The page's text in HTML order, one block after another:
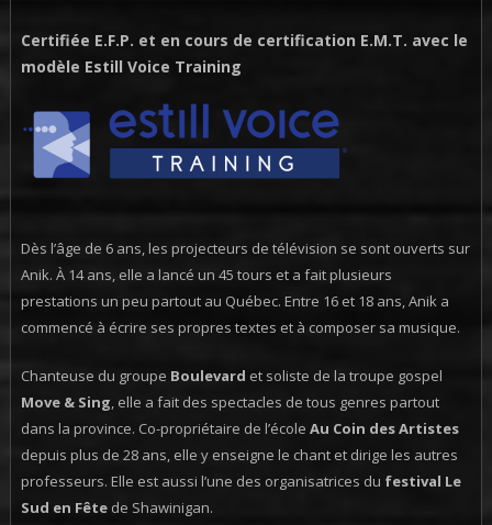
Certifiée E.F.P. et en cours de certification E.M.T. avec le
modèle Estill Voice Training
Dès l’âge de 6 ans, les projecteurs de télévision se sont ouverts sur
Anik. À 14 ans, elle a lancé un 45 tours et a fait plusieurs
prestations un peu partout au Québec. Entre 16 et 18 ans, Anik a
commencé à écrire ses propres textes et à composer sa musique.
Chanteuse du groupe Boulevard et soliste de la troupe gospel
Move & Sing, elle a fait des spectacles de tous genres partout
dans la province. Co-propriétaire de l’école Au Coin des Artistes
depuis plus de 28 ans, elle y enseigne le chant et dirige les autres
professeurs. Elle est aussi l’une des organisatrices du festival Le
Sud en Fêtede Shawinigan.